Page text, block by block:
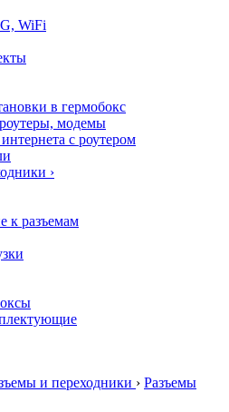
WiFi
в гермобокс
модемы
с роутером
›
к разъемам
и переходники › Разъемы